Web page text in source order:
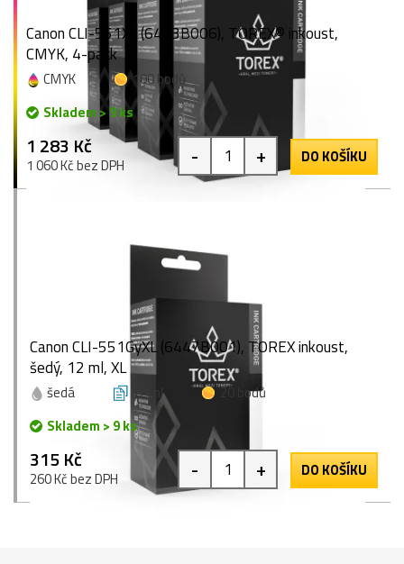
Canon CLI-551XL (6443B006), TOREX® inkoust,
CMYK, 4-pack
CMYK
100 bodů
Skladem > 9 ks
1 283 Kč
1 060 Kč bez DPH - + DO KOŠÍKU
Canon CLI-551GyXL (6447B001), TOREX inkoust,
šedý, 12 ml, XL
šedá 12 ml
20 bodů
Skladem > 9 ks
315 Kč
260 Kč bez DPH - + DO KOŠÍKU